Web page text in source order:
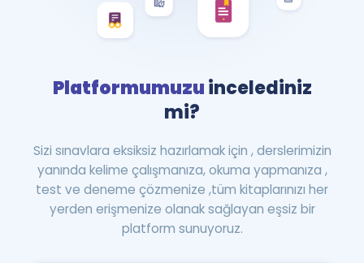
Platformumuzuincelediniz
mi?
Sizi sınavlara eksiksiz hazırlamak için , derslerimizin
yanında kelime çalışmanıza, okuma yapmanıza ,
test ve deneme çözmenize ,tüm kitaplarınızı her
yerden erişmenize olanak sağlayan eşsiz bir
platform sunuyoruz.